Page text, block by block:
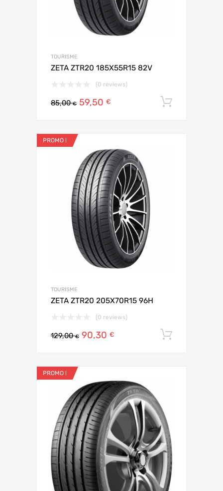
TOURISME
ZETA ZTR20 185X55R15 82V
(0 reviews)
85,00€ 59,50 €
PROMO !
TOURISME
ZETA ZTR20 205X70R15 96H
(0 reviews)
129,00€ 90,30 €
PROMO !